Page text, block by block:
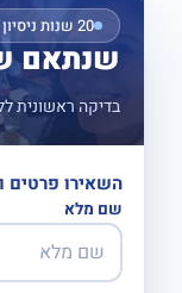
20 שנות ניסיון · חבר בהתאחדות
שנתאם
בדיקה ראשונית
השאירו פרטים
שם מלא